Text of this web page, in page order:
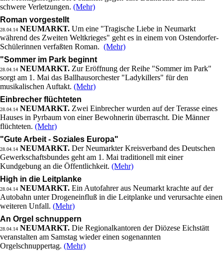
schwere Verletzungen. (Mehr)
Roman vorgestellt
28.04.14 NEUMARKT. Um eine "Tragische Liebe in Neumarkt
während des Zweiten Weltkrieges" geht es in einem von Ostendorfer-
Schülerinnen verfaßten Roman. (Mehr)
"Sommer im Park beginnt
28.04.14 NEUMARKT. Zur Eröffnung der Reihe "Sommer im Park"
sorgt am 1. Mai das Ballhausorchester "Ladykillers" für den
musikalischen Auftakt. (Mehr)
Einbrecher flüchteten
28.04.14 NEUMARKT. Zwei Einbrecher wurden auf der Terasse eines
Hauses in Pyrbaum von einer Bewohnerin überrascht. Die Männer
flüchteten. (Mehr)
"Gute Arbeit - Soziales Europa"
28.04.14 NEUMARKT. Der Neumarkter Kreisverband des Deutschen
Gewerkschaftsbundes geht am 1. Mai traditionell mit einer
Kundgebung an die Öffentlichkeit. (Mehr)
High in die Leitplanke
28.04.14 NEUMARKT. Ein Autofahrer aus Neumarkt krachte auf der
Autobahn unter Drogeneinfluß in die Leitplanke und verursachte einen
weiteren Unfall. (Mehr)
An Orgel schnuppern
28.04.14 NEUMARKT. Die Regionalkantoren der Diözese Eichstätt
veranstalten am Samstag wieder einen sogenannten
Orgelschnuppertag. (Mehr)